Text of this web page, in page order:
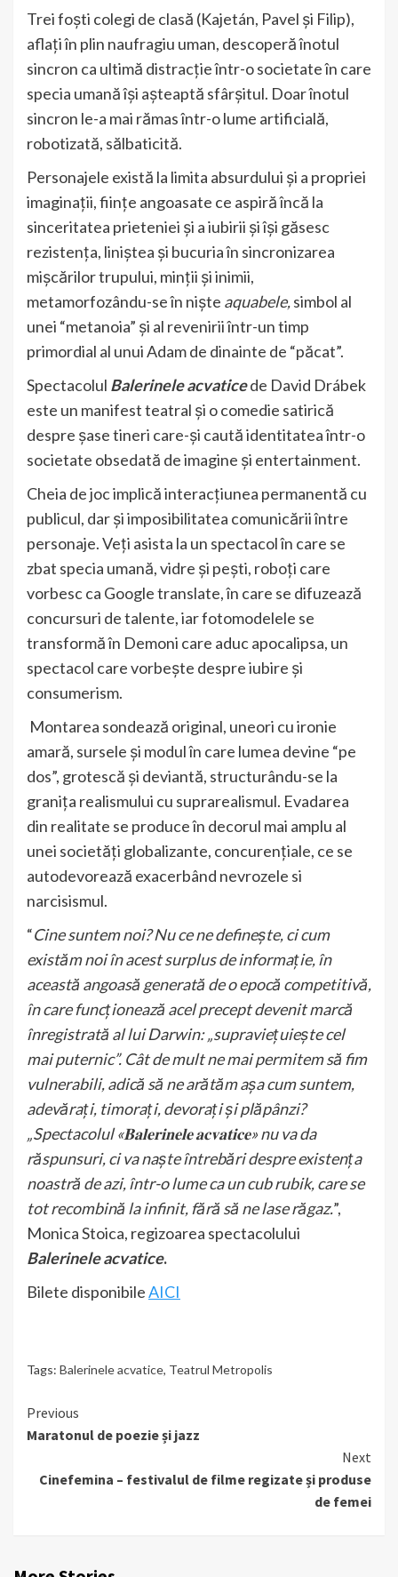
Trei foști colegi de clasă (Kajetán, Pavel și Filip),
aflați în plin naufragiu uman, descoperă înotul
sincron ca ultimă distracție într-o societate în care
specia umană își așteaptă sfârșitul. Doar înotul
sincron le-a mai rămas într-o lume artificială,
robotizată, sălbaticită.
Personajele există la limita absurdului și a propriei
imaginații, ființe angoasate ce aspiră încă la
sinceritatea prieteniei și a iubirii și își găsesc
rezistența, liniștea și bucuria în sincronizarea
mișcărilor trupului, minții și inimii,
metamorfozându-se în niște aquabele,simbol al
unei “metanoia” și al revenirii într-un timp
primordial al unui Adam de dinainte de “păcat”.
Spectacolul Balerinele acvaticede David Drábek
este un manifest teatral și o comedie satirică
despre șase tineri care-și caută identitatea într-o
societate obsedată de imagine și entertainment.
Cheia de joc implică interacțiunea permanentă cu
publicul, dar și imposibilitatea comunicării între
personaje. Veți asista la un spectacol în care se
zbat specia umană, vidre și pești, roboți care
vorbesc ca Google translate, în care se difuzează
concursuri de talente, iar fotomodelele se
transformă în Demoni care aduc apocalipsa, un
spectacol care vorbește despre iubire și
consumerism.
Montarea sondează original, uneori cu ironie
amară, sursele și modul în care lumea devine “pe
dos”, grotescă și deviantă, structurându-se la
granița realismului cu suprarealismul. Evadarea
din realitate se produce în decorul mai amplu al
unei societăți globalizante, concurențiale, ce se
autodevorează exacerbând nevrozele si
narcisismul.
“Cine suntem noi? Nu ce ne definește, ci cum
existăm noi în acest surplus de informație, în
această angoasă generată de o epocă competitivă,
în care funcționează acel precept devenit marcă
înregistrată al lui Darwin: „supraviețuiește cel
mai puternic”. Cât de mult ne mai permitem să fim
vulnerabili, adică să ne arătăm așa cum suntem,
adevărați, timorați, devorați și plăpânzi?
„Spectacolul «𝐁𝐚𝐥𝐞𝐫𝐢𝐧𝐞𝐥𝐞 𝐚𝐜𝐯𝐚𝐭𝐢𝐜𝐞» nu va da
răspunsuri, ci va naște întrebări despre existența
noastră de azi, într-o lume ca un cub rubik, care se
tot recombină la infinit, fără să ne lase răgaz.”,
Monica Stoica, regizoarea spectacolului
Balerinele acvatice.
Bilete disponibileAICI
Tags: Balerinele acvatice, Teatrul Metropolis
Continue
Reading
Previous
Maratonul de poezie și jazz
Next
Cinefemina – festivalul de filme regizate și produse
de femei